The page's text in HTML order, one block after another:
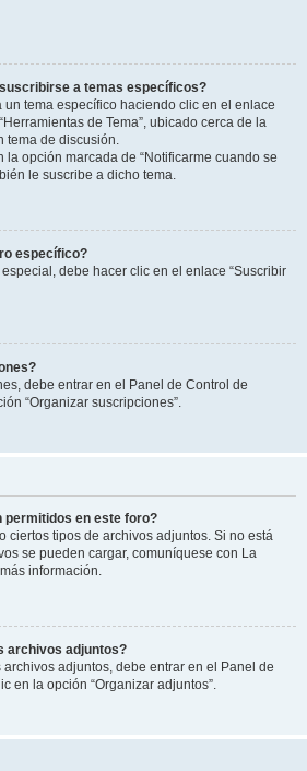
a temas específicos?
un tema específico haciendo clic en el enlace
de Tema”, ubicado cerca de la
tema de discusión.
la opción marcada de “Notificarme cuando se
le suscribe a dicho tema.
específico?
debe hacer clic en el enlace “Suscribir
debe entrar en el Panel de Control de
“Organizar suscripciones”.
permitidos en este foro?
ciertos tipos de archivos adjuntos. Si no está
se pueden cargar, comuníquese con La
información.
archivos adjuntos?
adjuntos, debe entrar en el Panel de
en la opción “Organizar adjuntos”.